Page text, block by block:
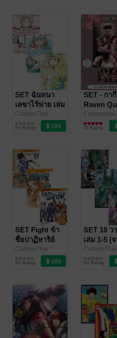
SET ฉันทนา
เลขาไร้พ่าย เล่ม
1-3 (จบ)
CartoonThai
/ Siam Inter
Comics
การ์ตูนทั่วไป
No Rating
SET - กา
Raven
เล่ม 01-
Cartoonthai
/ อรุณทิวา /
Inter Comics
การ์ตูนทั่วไป
15 Rating
SET Fight ข้า
ชื่อปาฏิหาริย์
เล่ม 1-3 (จบ)
CartoonThai
/ Siam Inter
Comics
การ์ตูนทั่วไป
No Rating
SET 18 ว
เล่ม 1-5 (
CartoonThai
/
Comics
การ์ตูนทั่วไป
No Rating